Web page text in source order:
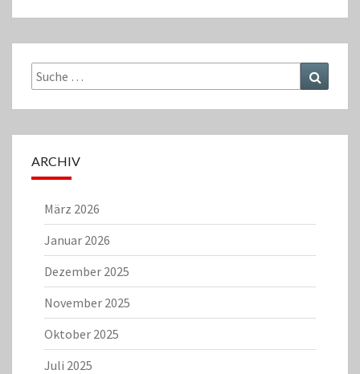
Suche
nach:
ARCHIV
März 2026
Januar 2026
Dezember 2025
November 2025
Oktober 2025
Juli 2025